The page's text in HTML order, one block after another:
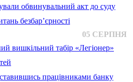
обвинувальний акт до суду
безбар’єрності
05 СЕРПНЯ
вишкільний табір «Легіонер»
працівниками банку